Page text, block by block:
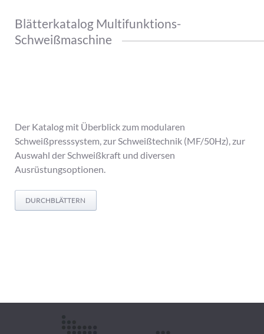
Blätterkatalog Multifunktions-
Schweißmaschine
Der Katalog mit Überblick zum modularen
Schweißpresssystem, zur Schweißtechnik (MF/50Hz), zur
Auswahl der Schweißkraft und diversen
Ausrüstungsoptionen.
DURCHBLÄTTERN